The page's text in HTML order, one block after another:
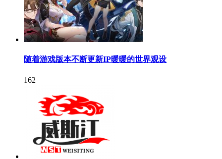
随着游戏版本不断更新IP暖暖的世界观设
162